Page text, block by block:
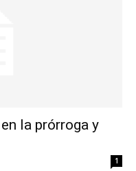
la prórroga y
1